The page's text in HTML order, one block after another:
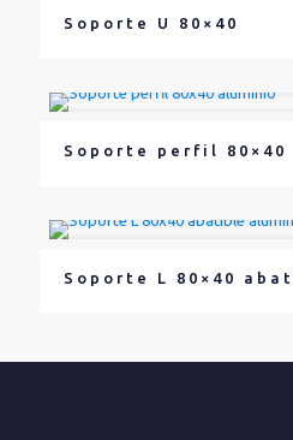
Soporte U 80×40
Soporte perfil 80×40
Soporte L 80×40